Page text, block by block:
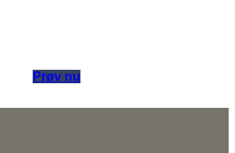
Prøv nu